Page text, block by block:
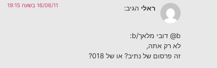
ראלי הגיב: 16/06/11 בשעה 19:15
b@ דובי מלאך/b:
לא רק אתה,
זה פרסום של נתיב? או של 018?